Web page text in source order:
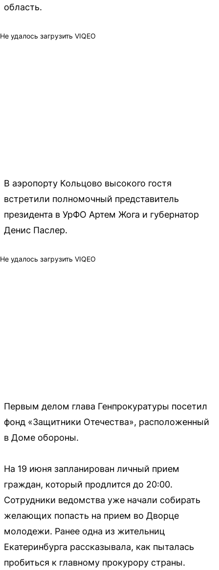
область.
Не удалось загрузить VIQEO
В аэропорту Кольцово высокого гостя
встретили полномочный представитель
президента в УрФО Артем Жога и губернатор
Денис Паслер.
Не удалось загрузить VIQEO
Первым делом глава Генпрокуратуры посетил
фонд «Защитники Отечества», расположенный
в Доме обороны.
На 19 июня запланирован личный прием
граждан, который продлится до 20:00.
Сотрудники ведомства уже начали собирать
желающих попасть на прием во Дворце
молодежи. Ранее одна из жительниц
Екатеринбурга рассказывала, как пыталась
пробиться к главному прокурору страны.